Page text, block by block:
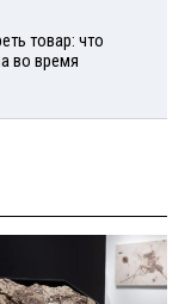
товар: что
во время